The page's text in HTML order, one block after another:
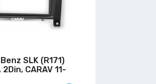
SLK (R171)
CARAV 11-